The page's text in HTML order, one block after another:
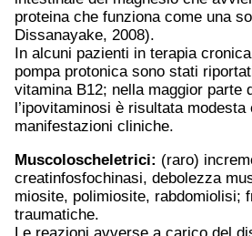
proteina che funziona come una
Dissanayake, 2008).
In alcuni pazienti in terapia
pompa protonica sono stati
vitamina B12; nella maggior parte
l’ipovitaminosi è risultata
manifestazioni cliniche.
Muscoloscheletrici: (raro)
creatinfosfochinasi, debolezza
miosite, polimiosite, rabdomiolisi;
traumatiche.